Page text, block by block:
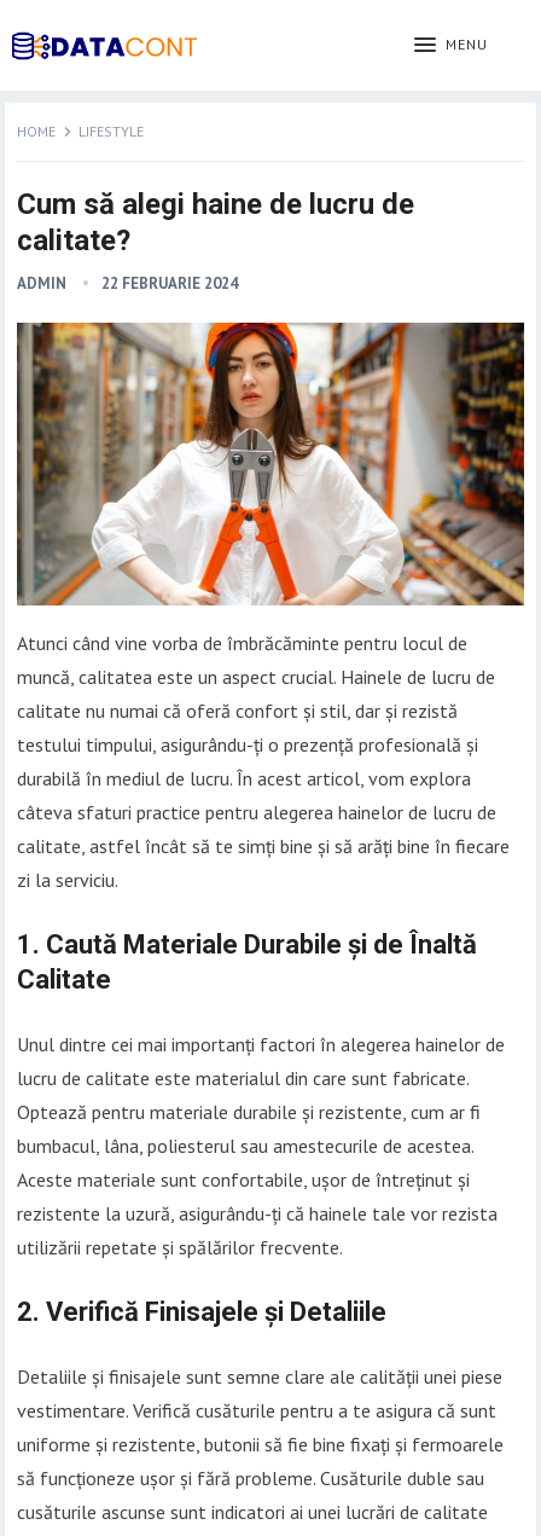
MENU
HOME LIFESTYLE
Cum să alegi haine de lucru de
calitate?
ADMIN 22 FEBRUARIE 2024
Atunci când vine vorba de îmbrăcăminte pentru locul de
muncă, calitatea este un aspect crucial. Hainele de lucru de
calitate nu numai că oferă confort și stil, dar și rezistă
testului timpului, asigurându-ți o prezență profesională și
durabilă în mediul de lucru. În acest articol, vom explora
câteva sfaturi practice pentru alegerea hainelor de lucru de
calitate, astfel încât să te simți bine și să arăți bine în fiecare
zi la serviciu.
1. Caută Materiale Durabile și de Înaltă
Calitate
Unul dintre cei mai importanți factori în alegerea hainelor de
lucru de calitate este materialul din care sunt fabricate.
Optează pentru materiale durabile și rezistente, cum ar fi
bumbacul, lâna, poliesterul sau amestecurile de acestea.
Aceste materiale sunt confortabile, ușor de întreținut și
rezistente la uzură, asigurându-ți că hainele tale vor rezista
utilizării repetate și spălărilor frecvente.
2. Verifică Finisajele și Detaliile
Detaliile și finisajele sunt semne clare ale calității unei piese
vestimentare. Verifică cusăturile pentru a te asigura că sunt
uniforme și rezistente, butonii să fie bine fixați și fermoarele
să funcționeze ușor și fără probleme. Cusăturile duble sau
cusăturile ascunse sunt indicatori ai unei lucrări de calitate